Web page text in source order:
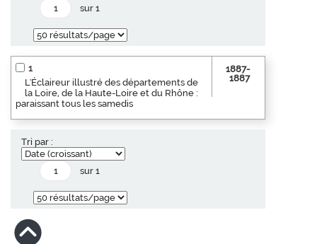
sur 1
1
L'Éclaireur illustré des départements de
la Loire, de la Haute-Loire et du Rhône :
paraissant tous les samedis
1887-
1887
Tri par :
sur 1